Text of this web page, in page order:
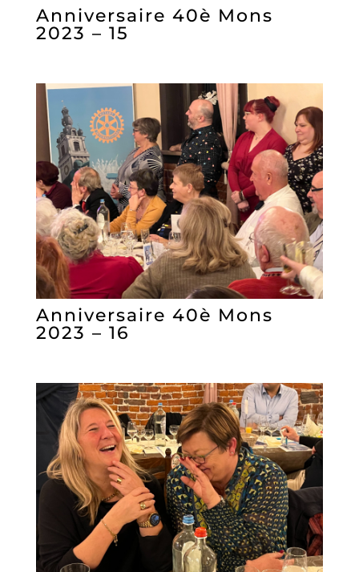
Anniversaire 40è Mons
2023 – 15
Anniversaire 40è Mons
2023 – 16